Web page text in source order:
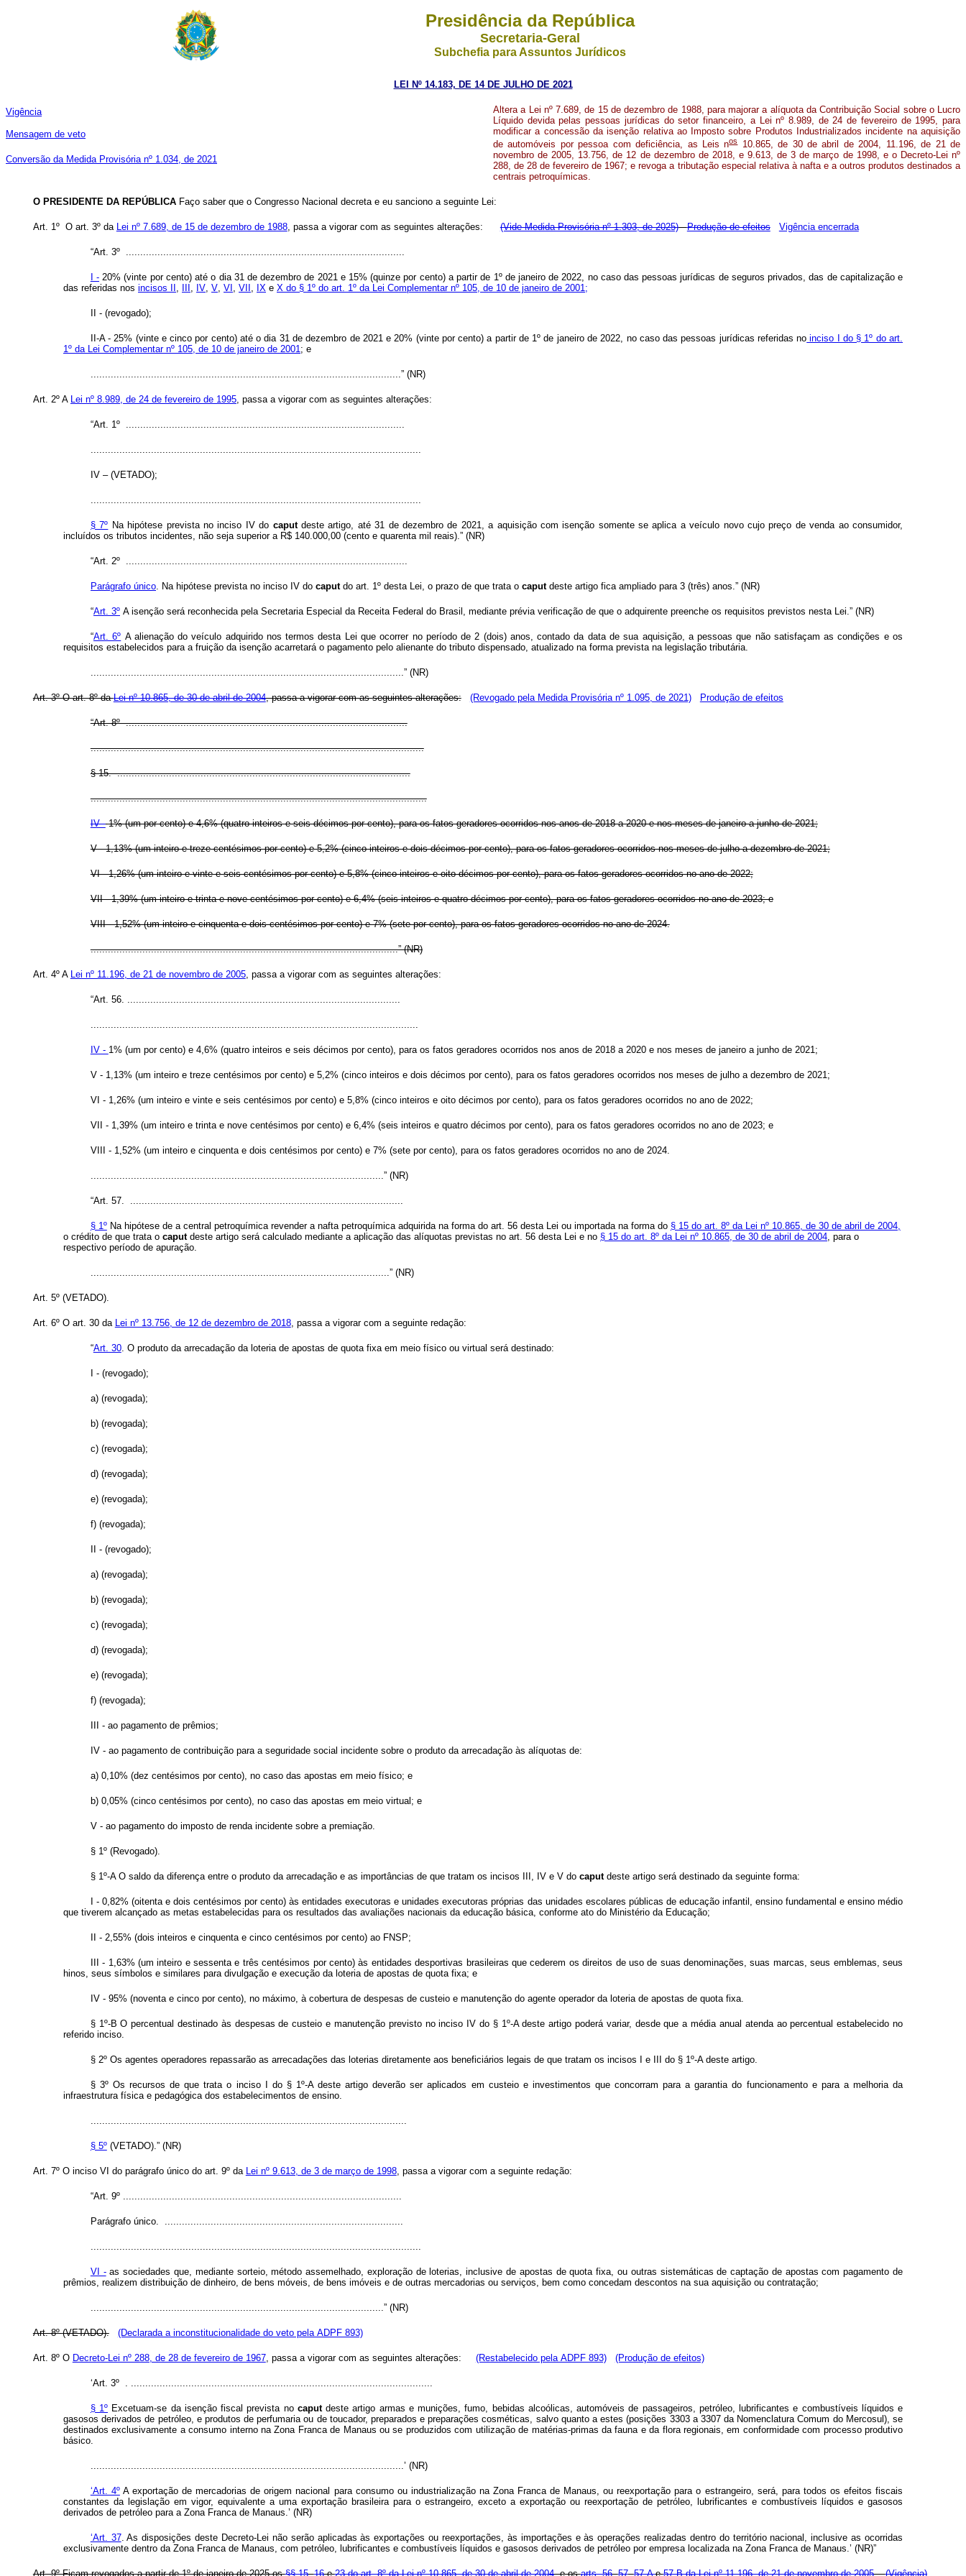
Presidência da República
Secretaria-Geral
Subchefia para Assuntos Jurídicos
LEI Nº 14.183, DE 14 DE JULHO DE 2021
Vigência
Mensagem de veto
Conversão da Medida Provisória nº 1.034, de 2021
Altera a Lei nº 7.689, de 15 de dezembro de 1988, para majorar a alíquota da Contribuição Social sobre o Lucro
Líquido devida pelas pessoas jurídicas do setor financeiro, a Lei nº 8.989, de 24 de fevereiro de 1995, para
modificar a concessão da isenção relativa ao Imposto sobre Produtos Industrializados incidente na aquisição
de automóveis por pessoa com deficiência, as Leis nos10.865, de 30 de abril de 2004, 11.196, de 21 de
novembro de 2005, 13.756, de 12 de dezembro de 2018, e 9.613, de 3 de março de 1998, e o Decreto-Lei nº
288, de 28 de fevereiro de 1967; e revoga a tributação especial relativa à nafta e a outros produtos destinados a
centrais petroquímicas.
O PRESIDENTE DA REPÚBLICA Faço saber que o Congresso Nacional decreta e eu sanciono a seguinte Lei:
Art. 1º O art. 3º da Lei nº 7.689, de 15 de dezembro de 1988, passa a vigorar com as seguintes alterações:(Vide Medida Provisória nº 1.303, de 2025) Produção de efeitos Vigência encerrada
“Art. 3º .................................................................................................
I - 20% (vinte por cento) até o dia 31 de dezembro de 2021 e 15% (quinze por cento) a partir de 1º de janeiro de 2022, no caso das pessoas jurídicas de seguros privados, das de capitalização e
das referidas nos incisos II , , IV, V, VI , VII , IX e X do § 1º do art. 1º da Lei Complementar nº 105, de 10 de janeiro de 2001;
II - (revogado);
II-A -25% (vinte e cinco por cento) até o dia 31 de dezembro de 2021 e 20% (vinte por cento) a partir de 1º de janeiro de 2022, no caso das pessoas jurídicas referidas no inciso I do § 1º do art.
1º da Lei Complementar nº 105, de 10 de janeiro de 2001; e
............................................................................................................” (NR)
Art. 2º A Lei nº 8.989, de 24 de fevereiro de 1995, passa a vigorar com as seguintes alterações:
“Art. 1º .................................................................................................
...................................................................................................................
IV – (VETADO);
...................................................................................................................
§ 7º Na hipótese prevista no inciso IV do caputdeste artigo, até 31 de dezembro de 2021, a aquisição com isenção somente se aplica a veículo novo cujo preço de venda ao consumidor,
incluídos os tributos incidentes, não seja superior a R$ 140.000,00 (cento e quarenta mil reais).” (NR)
“Art. 2º ..................................................................................................
Parágrafo único. Na hipótese prevista no inciso IV do caputdo art. 1º desta Lei, o prazo de que trata o caputdeste artigo fica ampliado para 3 (três) anos.” (NR)
“Art. 3º A isenção será reconhecida pela Secretaria Especial da Receita Federal do Brasil, mediante prévia verificação de que o adquirente preenche os requisitos previstos nesta Lei.” (NR)
“Art. 6º A alienação do veículo adquirido nos termos desta Lei que ocorrer no período de 2 (dois) anos, contado da data de sua aquisição, a pessoas que não satisfaçam as condições e os
requisitos estabelecidos para a fruição da isenção acarretará o pagamento pelo alienante do tributo dispensado, atualizado na forma prevista na legislação tributária.
.............................................................................................................” (NR)
Art. 3º O art. 8º daLei nº 10.865, de 30 de abril de 2004, passa a vigorar com as seguintes alterações: (Revogado pela Medida Provisória nº 1.095, de 2021) Produção de efeitos
“Art. 8º ..................................................................................................
....................................................................................................................
§ 15. ......................................................................................................
.....................................................................................................................
IV - 1% (um por cento) e 4,6% (quatro inteiros e seis décimos por cento), para os fatos geradores ocorridos nos anos de 2018 a 2020 e nos meses de janeiro a junho de 2021;
V - 1,13% (um inteiro e treze centésimos por cento) e 5,2% (cinco inteiros e dois décimos por cento), para os fatos geradores ocorridos nos meses de julho a dezembro de 2021;
VI - 1,26% (um inteiro e vinte e seis centésimos por cento) e 5,8% (cinco inteiros e oito décimos por cento), para os fatos geradores ocorridos no ano de 2022;
VII - 1,39% (um inteiro e trinta e nove centésimos por cento) e 6,4% (seis inteiros e quatro décimos por cento), para os fatos geradores ocorridos no ano de 2023; e
VIII - 1,52% (um inteiro e cinquenta e dois centésimos por cento) e 7% (sete por cento), para os fatos geradores ocorridos no ano de 2024.
...........................................................................................................” (NR)
Art. 4º A Lei nº 11.196, de 21 de novembro de 2005, passa a vigorar com as seguintes alterações:
“Art. 56. ...............................................................................................
..................................................................................................................
IV - 1% (um por cento) e 4,6% (quatro inteiros e seis décimos por cento), para os fatos geradores ocorridos nos anos de 2018 a 2020 e nos meses de janeiro a junho de 2021;
V - 1,13% (um inteiro e treze centésimos por cento) e 5,2% (cinco inteiros e dois décimos por cento), para os fatos geradores ocorridos nos meses de julho a dezembro de 2021;
VI - 1,26% (um inteiro e vinte e seis centésimos por cento) e 5,8% (cinco inteiros e oito décimos por cento), para os fatos geradores ocorridos no ano de 2022;
VII - 1,39% (um inteiro e trinta e nove centésimos por cento) e 6,4% (seis inteiros e quatro décimos por cento), para os fatos geradores ocorridos no ano de 2023; e
VIII - 1,52% (um inteiro e cinquenta e dois centésimos por cento) e 7% (sete por cento), para os fatos geradores ocorridos no ano de 2024.
......................................................................................................” (NR)
“Art. 57. ...............................................................................................
§ 1º Na hipótese de a central petroquímica revender a nafta petroquímica adquirida na forma do art. 56 desta Lei ou importada na forma do § 15 do art. 8º da Lei nº 10.865, de 30 de abril de 2004,
o crédito de que trata o caputdeste artigo será calculado mediante a aplicação das alíquotas previstas no art. 56 desta Lei e no § 15 do art. 8º da Lei nº 10.865, de 30 de abril de 2004, para o
respectivo período de apuração.
........................................................................................................” (NR)
Art. 5º (VETADO).
Art. 6º O art. 30 da Lei nº 13.756, de 12 de dezembro de 2018, passa a vigorar com a seguinte redação:
“Art. 30. O produto da arrecadação da loteria de apostas de quota fixa em meio físico ou virtual será destinado:
I - (revogado);
a) (revogada);
b) (revogada);
c) (revogada);
d) (revogada);
e) (revogada);
f) (revogada);
II - (revogado);
a) (revogada);
b) (revogada);
c) (revogada);
d) (revogada);
e) (revogada);
f) (revogada);
III - ao pagamento de prêmios;
IV - ao pagamento de contribuição para a seguridade social incidente sobre o produto da arrecadação às alíquotas de:
a) 0,10% (dez centésimos por cento), no caso das apostas em meio físico; e
b) 0,05% (cinco centésimos por cento), no caso das apostas em meio virtual; e
V - ao pagamento do imposto de renda incidente sobre a premiação.
§ 1º (Revogado).
§ 1º-A O saldo da diferença entre o produto da arrecadação e as importâncias de que tratam os incisos III, IV e V do caput deste artigo será destinado da seguinte forma:
I - 0,82% (oitenta e dois centésimos por cento) às entidades executoras e unidades executoras próprias das unidades escolares públicas de educação infantil, ensino fundamental e ensino médio
que tiverem alcançado as metas estabelecidas para os resultados das avaliações nacionais da educação básica, conforme ato do Ministério da Educação;
II - 2,55% (dois inteiros e cinquenta e cinco centésimos por cento) ao FNSP;
III - 1,63% (um inteiro e sessenta e três centésimos por cento) às entidades desportivas brasileiras que cederem os direitos de uso de suas denominações, suas marcas, seus emblemas, seus
hinos, seus símbolos e similares para divulgação e execução da loteria de apostas de quota fixa; e
IV - 95% (noventa e cinco por cento), no máximo, à cobertura de despesas de custeio e manutenção do agente operador da loteria de apostas de quota fixa.
§ 1º-B O percentual destinado às despesas de custeio e manutenção previsto no inciso IV do § 1º-A deste artigo poderá variar, desde que a média anual atenda ao percentual estabelecido no
referido inciso.
§ 2º Os agentes operadores repassarão as arrecadações das loterias diretamente aos beneficiários legais de que tratam os incisos I e III do § 1º-A deste artigo.
§ 3º Os recursos de que trata o inciso I do § 1º-A deste artigo deverão ser aplicados em custeio e investimentos que concorram para a garantia do funcionamento e para a melhoria da
infraestrutura física e pedagógica dos estabelecimentos de ensino.
..............................................................................................................
§ 5º(VETADO).” (NR)
Art. 7º O inciso VI do parágrafo único do art. 9º da Lei nº 9.613, de 3 de março de 1998, passa a vigorar com a seguinte redação:
“Art. 9º .................................................................................................
Parágrafo único. ...................................................................................
...................................................................................................................
VI - as sociedades que, mediante sorteio, método assemelhado, exploração de loterias, inclusive de apostas de quota fixa, ou outras sistemáticas de captação de apostas com pagamento de
prêmios, realizem distribuição de dinheiro, de bens móveis, de bens imóveis e de outras mercadorias ou serviços, bem como concedam descontos na sua aquisição ou contratação;
......................................................................................................” (NR)
Art. 8º(VETADO). (Declarada a inconstitucionalidade do veto pela ADPF 893)
Art. 8º O Decreto-Lei nº 288, de 28 de fevereiro de 1967, passa a vigorar com as seguintes alterações: (Restabelecido pela ADPF 893) (Produção de efeitos)
‘Art. 3º . .........................................................................................................
§ 1º Excetuam-se da isenção fiscal prevista no caputdeste artigo armas e munições, fumo, bebidas alcoólicas, automóveis de passageiros, petróleo, lubrificantes e combustíveis líquidos e
gasosos derivados de petróleo, e produtos de perfumaria ou de toucador, preparados e preparações cosméticas, salvo quanto a estes (posições 3303 a 3307 da Nomenclatura Comum do Mercosul), se
destinados exclusivamente a consumo interno na Zona Franca de Manaus ou se produzidos com utilização de matérias-primas da fauna e da flora regionais, em conformidade com processo produtivo
básico.
.............................................................................................................’ (NR)
‘Art. 4ºA exportação de mercadorias de origem nacional para consumo ou industrialização na Zona Franca de Manaus, ou reexportação para o estrangeiro, será, para todos os efeitos fiscais
constantes da legislação em vigor, equivalente a uma exportação brasileira para o estrangeiro, exceto a exportação ou reexportação de petróleo, lubrificantes e combustíveis líquidos e gasosos
derivados de petróleo para a Zona Franca de Manaus.’ (NR)
‘Art. 37. As disposições deste Decreto-Lei não serão aplicadas às exportações ou reexportações, às importações e às operações realizadas dentro do território nacional, inclusive as ocorridas
exclusivamente dentro da Zona Franca de Manaus, com petróleo, lubrificantes e combustíveis líquidos e gasosos derivados de petróleo por empresa localizada na Zona Franca de Manaus.’ (NR)”
Art. 9º Ficam revogados a partir de 1º de janeiro de 2025 os§§ 15,16e23 do art. 8º da Lei nº 10.865, de 30 de abril de 2004, e osarts. 56,57,57-Ae57-B da Lei nº 11.196, de 21 de novembro de 2005.(Vigência)